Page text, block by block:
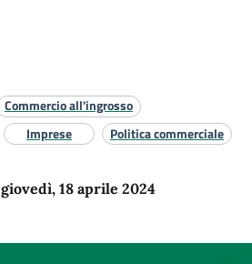
Commercio all'ingrosso
Imprese Politica commerciale
giovedì, 18 aprile 2024